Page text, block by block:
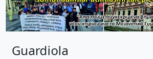
Guardiola